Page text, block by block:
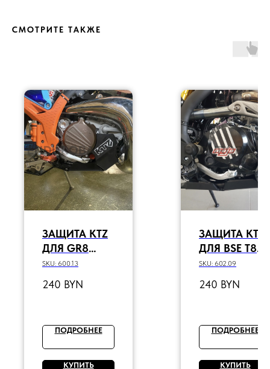
СМОТРИТЕ ТАКЖЕ
ЗАЩИТА KTZ
ДЛЯ GR8
T300L (2T MT-
RR 2024
SKU: 600.13
240 BYN
ПОДРОБНЕЕ
КУПИТЬ
ЗАЩИТА KTZ
ДЛЯ BSE T8
(BSE250-SR)
SKU: 602.09
240 BYN
ПОДРОБНЕЕ
КУПИТЬ